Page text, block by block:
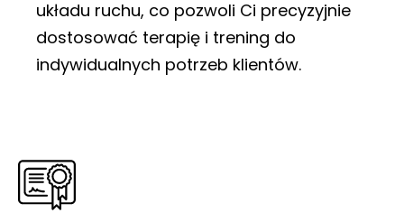
układu ruchu, co pozwoli Ci precyzyjnie
dostosować terapię i trening do
indywidualnych potrzeb klientów​.